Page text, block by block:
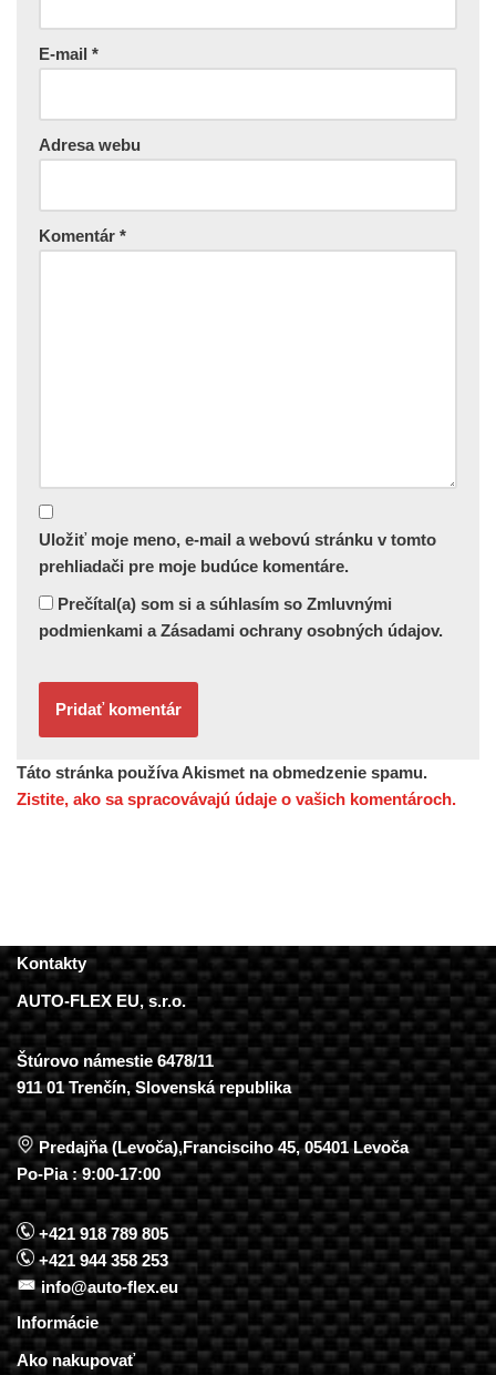
E-mail *
Adresa webu
Komentár *
Uložiť moje meno, e-mail a webovú stránku v tomto
prehliadači pre moje budúce komentáre.
Prečítal(a) som si a súhlasím so Zmluvnými
podmienkami a Zásadami ochrany osobných údajov.
Táto stránka používa Akismet na obmedzenie spamu.
Zistite, ako sa spracovávajú údaje o vašich komentároch.
Kontakty
AUTO-FLEX EU, s.r.o.
Štúrovo námestie 6478/11
911 01 Trenčín, Slovenská republika
Predajňa (Levoča),Francisciho 45, 05401 Levoča
Po-Pia : 9:00-17:00
+421 918 789 805
+421 944 358 253
info@auto-flex.eu
Informácie
Ako nakupovať